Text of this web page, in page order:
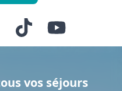
vos séjours